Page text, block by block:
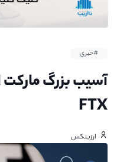
#خبری
آسیب بزرگ مارکت
FTX
ارزینکس